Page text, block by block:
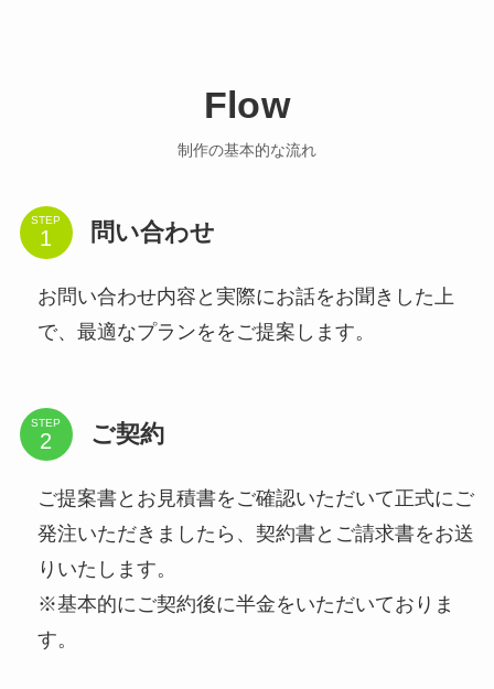
Flow
制作の基本的な流れ
STEP 問い合わせ
お問い合わせ内容と実際にお話をお聞きした上
で、最適なプランををご提案します。
STEP ご契約
ご提案書とお見積書をご確認いただいて正式にご
発注いただきましたら、契約書とご請求書をお送
りいたします。
※基本的にご契約後に半金をいただいておりま
す。